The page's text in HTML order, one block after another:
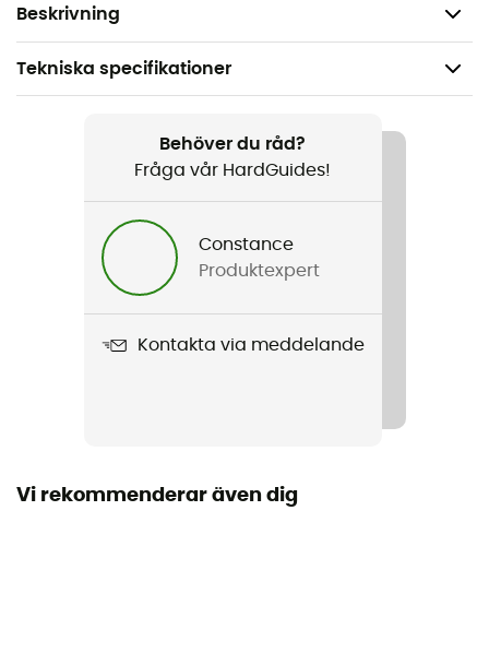
Beskrivning
Vikt: 2 x 930 g
Tekniska specifikationer
Vandring / Snöskor / Vandring / Bergsbestigning
Produktnamn
Behöver du råd?
Fråga vår HardGuides!
Constance
Produktexpert
Kontakta via meddelande
Vi rekommenderar även dig